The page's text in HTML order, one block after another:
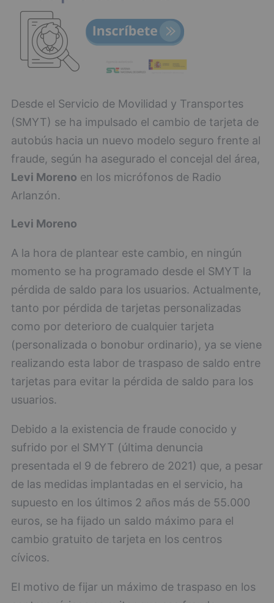
Desde el Servicio de Movilidad y Transportes
(SMYT) se ha impulsado el cambio de tarjeta de
autobús hacia un nuevo modelo seguro frente al
fraude, según ha asegurado el concejal del área,
Levi Moreno en los micrófonos de Radio
Arlanzón.
Levi Moreno
A la hora de plantear este cambio, en ningún
momento se ha programado desde el SMYT la
pérdida de saldo para los usuarios. Actualmente,
tanto por pérdida de tarjetas personalizadas
como por deterioro de cualquier tarjeta
(personalizada o bonobur ordinario), ya se viene
realizando esta labor de traspaso de saldo entre
tarjetas para evitar la pérdida de saldo para los
usuarios.
Debido a la existencia de fraude conocido y
sufrido por el SMYT (última denuncia
presentada el 9 de febrero de 2021) que, a pesar
de las medidas implantadas en el servicio, ha
supuesto en los últimos 2 años más de 55.000
euros, se ha fijado un saldo máximo para el
cambio gratuito de tarjeta en los centros
cívicos.
El motivo de fijar un máximo de traspaso en los